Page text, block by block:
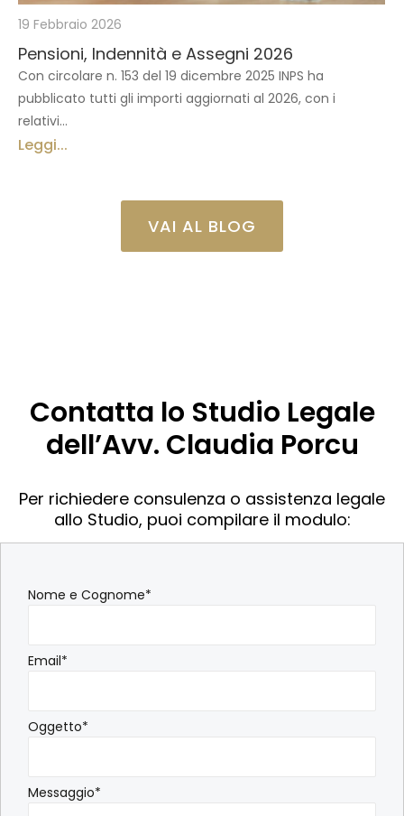
19 Febbraio 2026
Pensioni, Indennità e Assegni 2026
Con circolare n. 153 del 19 dicembre 2025 INPS ha
pubblicato tutti gli importi aggiornati al 2026, con i
relativi...
Leggi...
VAI AL BLOG
Contatta lo Studio Legale
dell’Avv. Claudia Porcu
Per richiedere consulenza o assistenza legale
allo Studio, puoi compilare il modulo:
Nome e Cognome*
Email*
Oggetto*
Messaggio*